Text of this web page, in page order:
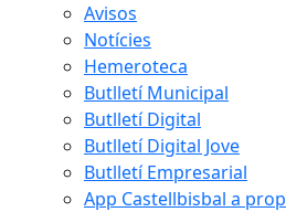
Avisos
Notícies
Hemeroteca
Butlletí Municipal
Butlletí Digital
Butlletí Digital Jove
Butlletí Empresarial
App Castellbisbal a prop